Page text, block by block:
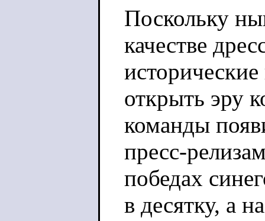
Поскольку
качестве
открыть эру
команды
пресс-
победах
в десятку, а